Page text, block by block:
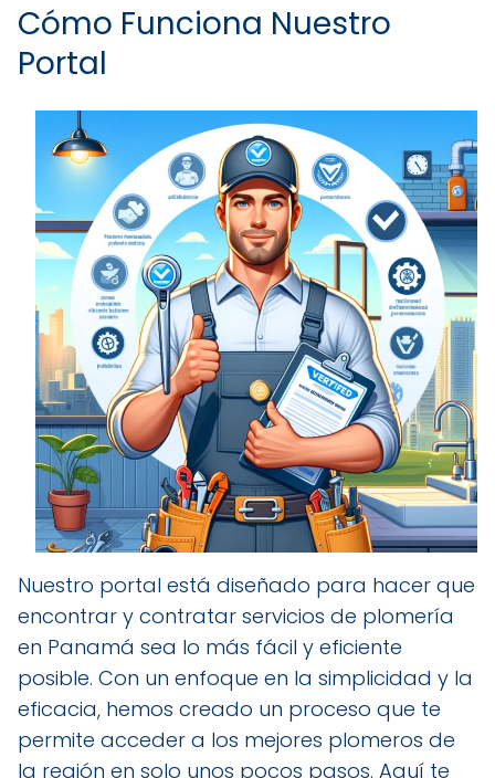
Cómo Funciona Nuestro
Portal
Nuestro portal está diseñado para hacer que
encontrar y contratar servicios de plomería
en Panamá sea lo más fácil y eficiente
posible. Con un enfoque en la simplicidad y la
eficacia, hemos creado un proceso que te
permite acceder a los mejores plomeros de
la región en solo unos pocos pasos. Aquí te